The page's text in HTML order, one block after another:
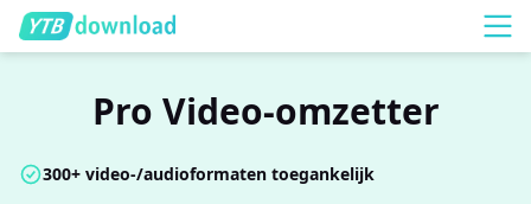
Pro Video-omzetter
300+ video-/audioformaten toegankelijk